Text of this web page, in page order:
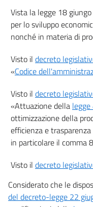
13
14
15 bis
15 ter
16
17
18
19
20
22
Vista la legge 18
per lo sviluppo
nonché in materia di
Visto il decreto
«Codice
Visto il decreto
«Attuazione della
ottimizzazione della
efficienza e
in particolare il comma
Visto il decreto
Considerato che le
del decreto-legge 22